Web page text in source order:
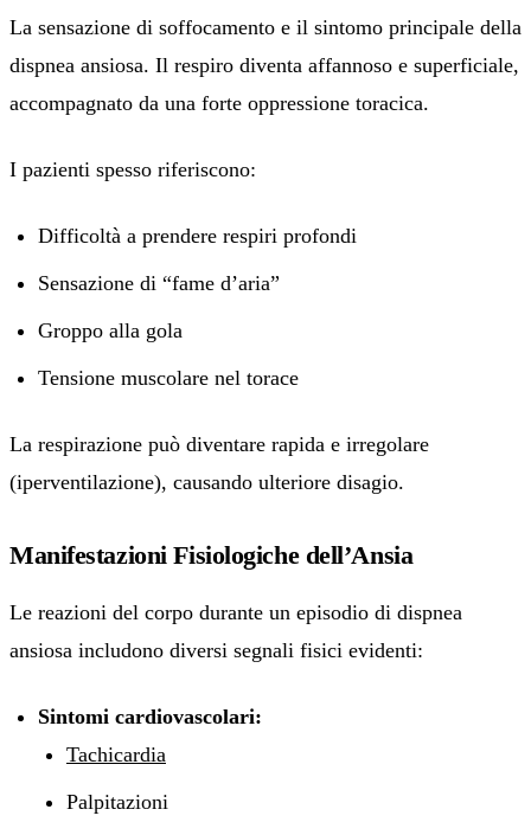
La sensazione di soffocamento e il sintomo principale della
dispnea ansiosa. Il respiro diventa affannoso e superficiale,
accompagnato da una forte oppressione toracica.
I pazienti spesso riferiscono:
Difficoltà a prendere respiri profondi
Sensazione di “fame d’aria”
Groppo alla gola
Tensione muscolare nel torace
La respirazione può diventare rapida e irregolare
(iperventilazione), causando ulteriore disagio.
Manifestazioni Fisiologiche dell’Ansia
Le reazioni del corpo durante un episodio di dispnea
ansiosa includono diversi segnali fisici evidenti:
Sintomi cardiovascolari:
Tachicardia
Palpitazioni